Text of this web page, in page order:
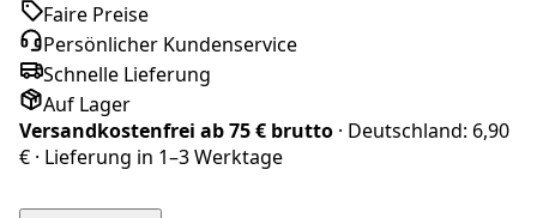
Faire Preise
Persönlicher Kundenservice
Schnelle Lieferung
Auf Lager
Versandkostenfrei ab75 € brutto · Deutschland: 6,90
€ · Lieferung in 1–3 Werktage